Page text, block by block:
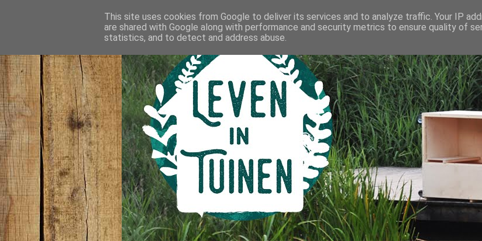
This site uses cookies from Google to deliver its services and to analyze traffic. Your IP
are shared with Google along with performance and security metrics to ensure quality of
statistics, and to detect and address abuse.